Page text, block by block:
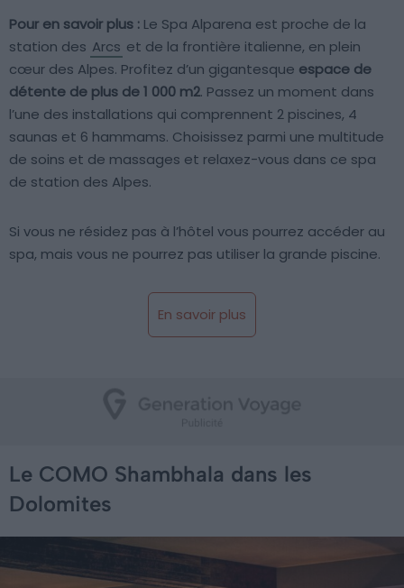
Pour en savoir plus : Le Spa Alparena est proche de la
station des Arcs et de la frontière italienne, en plein
cœur des Alpes. Profitez d’un gigantesque espace de
détente de plus de 1 000 m2. Passez un moment dans
l’une des installations qui comprennent 2 piscines, 4
saunas et 6 hammams. Choisissez parmi une multitude
de soins et de massages et relaxez-vous dans ce spa
de station des Alpes.
Si vous ne résidez pas à l’hôtel vous pourrez accéder au
spa, mais vous ne pourrez pas utiliser la grande piscine.
En savoir plus
Le COMO Shambhala dans les
Dolomites